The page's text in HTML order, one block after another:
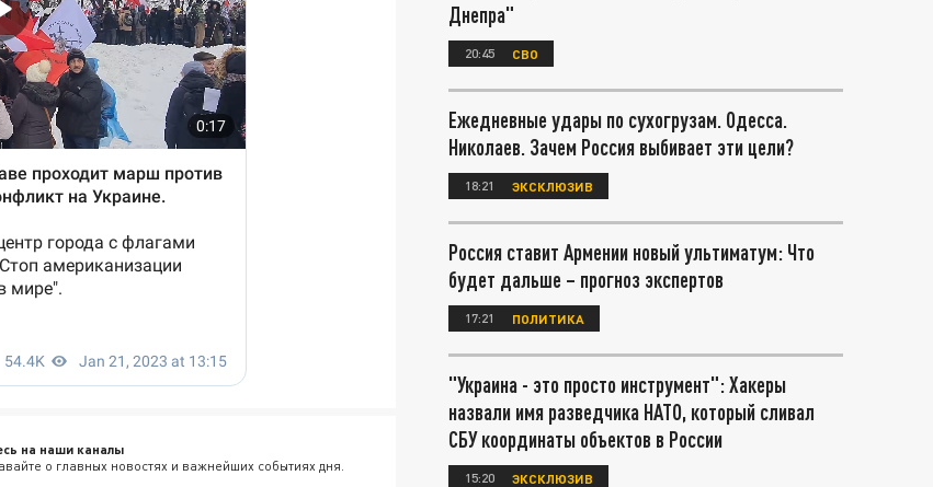
на наши каналы
о главных новостях и важнейших событиях дня.
Днепра"
20:45 СВО
Ежедневные удары по сухогрузам. Одесса.
Николаев. Зачем Россия выбивает эти цели?
18:21 ЭКСКЛЮЗИВ
Россия ставит Армении новый ультиматум: Что
будет дальше – прогноз экспертов
17:21 ПОЛИТИКА
"Украина - это просто инструмент": Хакеры
назвали имя разведчика НАТО, который сливал
СБУ координаты объектов в России
15:20 ЭКСКЛЮЗИВ